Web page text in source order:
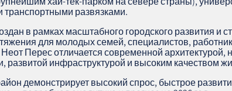
транспортными развязками.
в рамках масштабного городского развития и
для молодых семей, специалистов,
Перес отличается современной
развитой инфраструктурой и высоким качеством
демонстрирует высокий спрос, быстрое